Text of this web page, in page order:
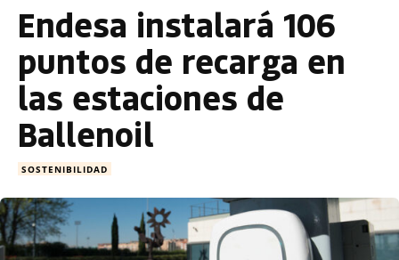
Endesa instalará 106
puntos de recarga en
las estaciones de
Ballenoil
SOSTENIBILIDAD